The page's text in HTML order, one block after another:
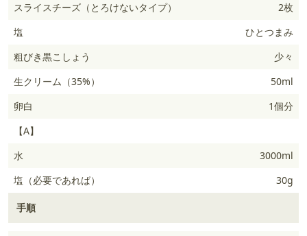
スライスチーズ（とろけないタイプ）
2枚
塩
ひとつまみ
粗びき黒こしょう
少々
生クリーム（35%）
50ml
卵白
1個分
【A】
水
3000ml
塩（必要であれば）
30g
手順